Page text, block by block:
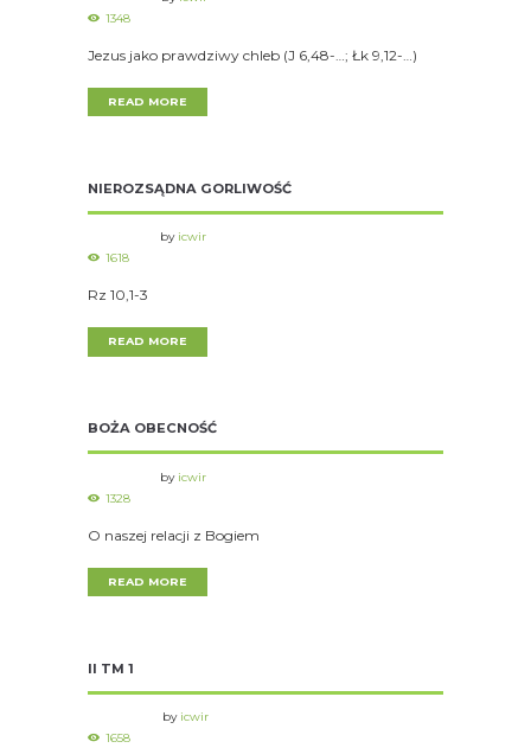
1348
Jezus jako prawdziwy chleb (J 6,48-…; Łk 9,12-…)
READ MORE
NIEROZSĄDNA GORLIWOŚĆ
by icwir
1618
Rz 10,1-3
READ MORE
BOŻA OBECNOŚĆ
by icwir
1328
O naszej relacji z Bogiem
READ MORE
II TM 1
by icwir
1658